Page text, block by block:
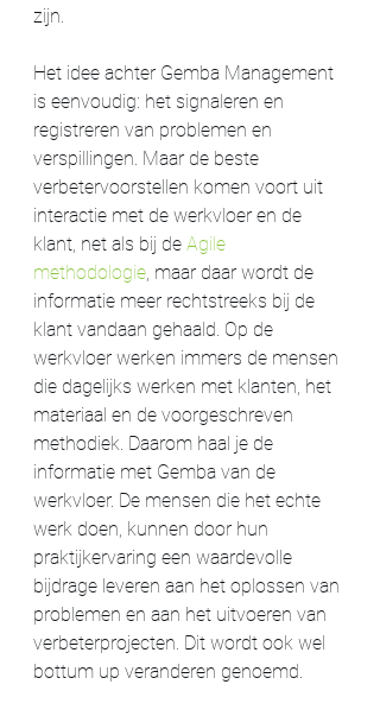
zijn.
Het idee achter Gemba Management
is eenvoudig: het signaleren en
registreren van problemen en
verspillingen. Maar de beste
verbetervoorstellen komen voort uit
interactie met de werkvloer en de
klant, net als bij de Agile
methodologie, maar daar wordt de
informatie meer rechtstreeks bij de
klant vandaan gehaald. Op de
werkvloer werken immers de mensen
die dagelijks werken met klanten, het
materiaal en de voorgeschreven
methodiek. Daarom haal je de
informatie met Gemba van de
werkvloer. De mensen die het echte
werk doen, kunnen door hun
praktijkervaring een waardevolle
bijdrage leveren aan het oplossen van
problemen en aan het uitvoeren van
verbeterprojecten. Dit wordt ook wel
bottum up veranderen genoemd.